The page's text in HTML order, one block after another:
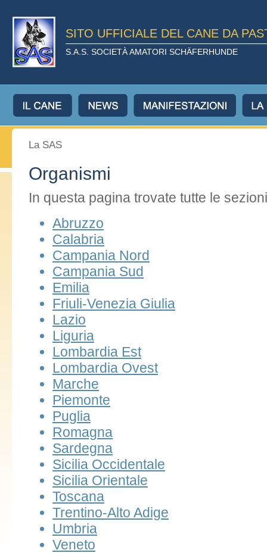
SITO UFFICIALE DEL CANE DA
S.A.S. SOCIETÀ AMATORI SCHÄFERHUNDE
La SAS
Organismi
In questa pagina trovate tutte le
Abruzzo
Calabria
Campania Nord
Campania Sud
Emilia
Friuli-Venezia Giulia
Lazio
Liguria
Lombardia Est
Lombardia Ovest
Marche
Piemonte
Puglia
Romagna
Sardegna
Sicilia Occidentale
Sicilia Orientale
Toscana
Trentino-Alto Adige
Umbria
Veneto